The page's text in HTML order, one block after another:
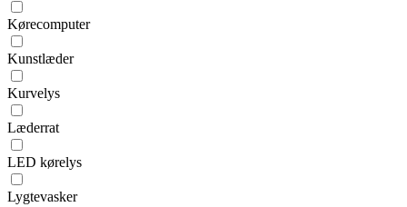
Kørecomputer
Kunstlæder
Kurvelys
Læderrat
LED kørelys
Lygtevasker